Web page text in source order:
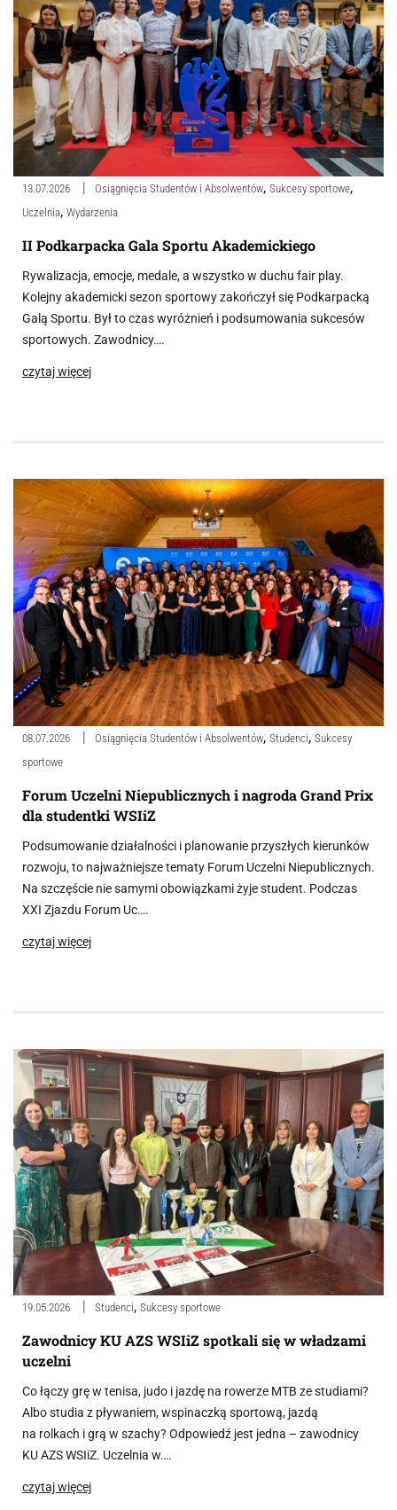
13.07.2026 Osiągnięcia Studentów i Absolwentów, Sukcesy sportowe,
Uczelnia, Wydarzenia
II Podkarpacka Gala Sportu Akademickiego
Rywalizacja, emocje, medale, a wszystko w duchu fair play.
Kolejny akademicki sezon sportowy zakończył się Podkarpacką
Galą Sportu. Był to czas wyróżnień i podsumowania sukcesów
sportowych. Zawodnicy….
czytaj więcej
08.07.2026 Osiągnięcia Studentów i Absolwentów, Studenci, Sukcesy
sportowe
Forum Uczelni Niepublicznych i nagroda Grand Prix
dla studentki WSIiZ
Podsumowanie działalności i planowanie przyszłych kierunków
rozwoju, to najważniejsze tematy Forum Uczelni Niepublicznych.
Na szczęście nie samymi obowiązkami żyje student. Podczas
XXI Zjazdu Forum Uc….
czytaj więcej
19.05.2026 Studenci, Sukcesy sportowe
Zawodnicy KU AZS WSIiZ spotkali się w władzami
uczelni
Co łączy grę w tenisa, judo i jazdę na rowerze MTB ze studiami?
Albo studia z pływaniem, wspinaczką sportową, jazdą
na rolkach i grą w szachy? Odpowiedź jest jedna – zawodnicy
KU AZS WSIiZ. Uczelnia w….
czytaj więcej